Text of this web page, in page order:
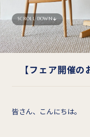
SCROLL DOWN
【フェア開催の
皆さん、こんにちは。